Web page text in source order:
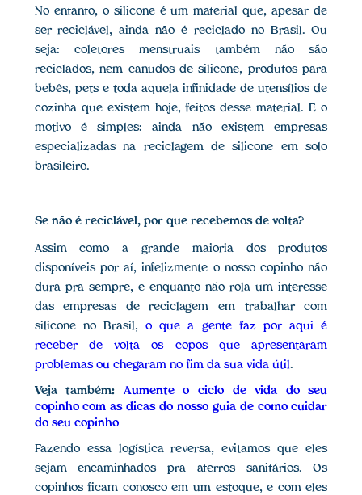
No entanto, o silicone é um material que, apesar de
ser reciclável, ainda não é reciclado no Brasil. Ou
seja: coletores menstruais também não são
reciclados, nem canudos de silicone, produtos para
bebês, pets e toda aquela infinidade de utensílios de
cozinha que existem hoje, feitos desse material. E o
motivo é simples: ainda não existem empresas
especializadas na reciclagem de silicone em solo
brasileiro.
Se não é reciclável, por que recebemos de volta?
Assim como a grande maioria dos produtos
disponíveis por aí, infelizmente o nosso copinho não
dura pra sempre, e enquanto não rola um interesse
das empresas de reciclagem em trabalhar com
silicone no Brasil,o que a gente faz por aqui é
receber de volta os copos que apresentaram
problemas ou chegaram no fim da sua vida útil.
Veja também: Aumente o ciclo de vida do seu
copinho com as dicas do nosso guia de como cuidar
do seu copinho
Fazendo essa logística reversa, evitamos que eles
sejam encaminhados pra aterros sanitários. Os
copinhos ficam conosco em um estoque, e com eles